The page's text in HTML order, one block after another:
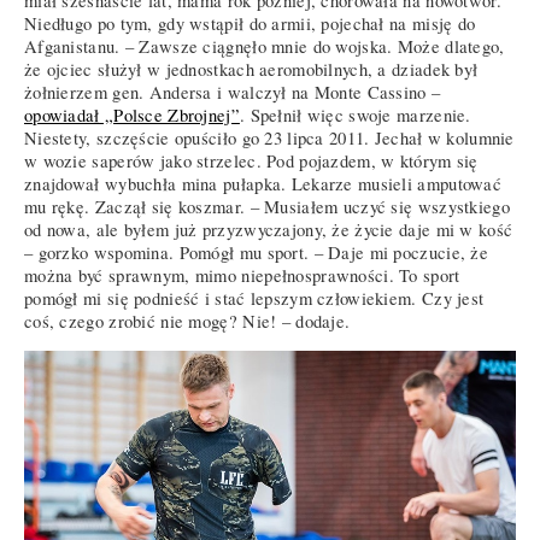
Niedługo po tym, gdy wstąpił do armii, pojechał na misję do
Afganistanu. – Zawsze ciągnęło mnie do wojska. Może dlatego,
że ojciec służył w jednostkach aeromobilnych, a dziadek był
żołnierzem gen. Andersa i walczył na Monte Cassino –
opowiadał „Polsce Zbrojnej”. Spełnił więc swoje marzenie.
Niestety, szczęście opuściło go 23 lipca 2011. Jechał w kolumnie
w wozie saperów jako strzelec. Pod pojazdem, w którym się
znajdował wybuchła mina pułapka. Lekarze musieli amputować
mu rękę. Zaczął się koszmar. – Musiałem uczyć się wszystkiego
od nowa, ale byłem już przyzwyczajony, że życie daje mi w kość
– gorzko wspomina. Pomógł mu sport. – Daje mi poczucie, że
można być sprawnym, mimo niepełnosprawności. To sport
pomógł mi się podnieść i stać lepszym człowiekiem. Czy jest
coś, czego zrobić nie mogę? Nie! – dodaje.